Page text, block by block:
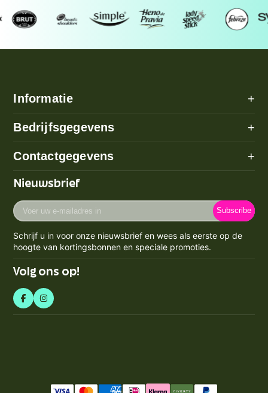
Informatie +
Algemene voorwaarden
Betaalmethode
Verzenden
Klachten
Spaarpunten Programma
Retourneren & Annuleren
Bedrijfsgegevens +
Privacy Policy
Cookie Policy
Contact
Blogs
Contactgegevens +
Adres: Poeldijk (geen bezoekadres)
Maandag - Vrijdag 09:00-17:00
KVK-nummer: 71550224
BTW-nummer: NL858759123b01
Nieuwsbrief
Voer
uw
mailadres
in
Subscribe
Schrijf u in voor onze nieuwsbrief en wees als eerste op de
hoogte van kortingsbonnen en speciale promoties.
Volg ons op!